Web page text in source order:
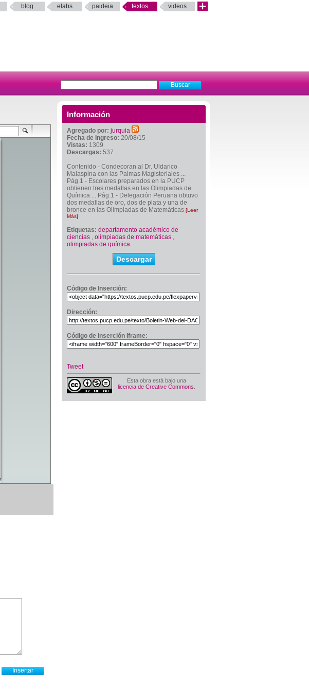
blog elabs paideia textos videos
Información
Agregado por: jurquia
Fecha de Ingreso: 20/08/15
Vistas: 1309
Descargas: 537
Contenido - Condecoran al Dr. Uldarico
Malaspina con las Palmas Magisteriales ...
Pág.1 - Escolares preparados en la PUCP
obtienen tres medallas en las Olimpiadas de
Química ... Pág.1 - Delegación Peruana obtuvo
dos medallas de oro, dos de plata y una de
bronce en las Olimpiadas de Matemáticas [Leer
Más]
Etiquetas: departamento académico de
ciencias , olimpiadas de matemáticas ,
olimpiadas de química
Descargar
Código de Inserción:
Dirección:
Código de inserción Iframe:
Tweet
Esta obra está bajo una
licencia de Creative Commons